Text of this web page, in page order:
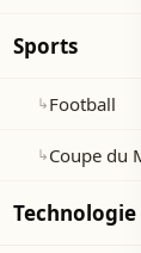
Sports
↳Football
↳Coupe du
Technologie